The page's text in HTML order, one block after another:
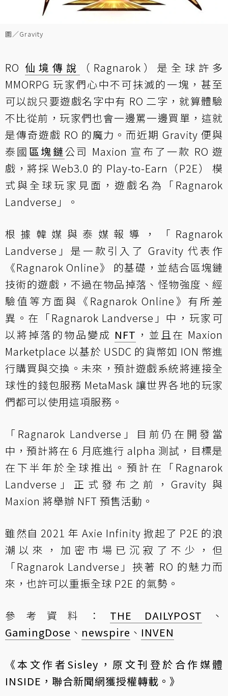
圖／Gravity
RO 仙境傳說
（Ragnarok）是全球許多
MMORPG 玩家們心中不可抹滅的一塊，甚至
可以說只要遊戲名字中有 RO 二字，就算體驗
不比從前，玩家們也會一邊罵一邊買單，這就
是傳奇遊戲 RO 的魔力。而近期 Gravity 便與
泰國 區塊鏈公司 Maxion 宣布了一款 RO 遊
戲，將採 Web3.0 的 Play-to-Earn（P2E） 模
式與全球玩家見面，遊戲名為「Ragnarok
Landverse」。
根據韓媒與泰媒報導，「Ragnarok
Landverse」是一款引入了 Gravity 代表作
《Ragnarok Online》 的基礎，並結合區塊鏈
技術的遊戲，不過在物品掉落、怪物強度、經
驗值等方面與《Ragnarok Online》有所差
異。在「Ragnarok Landverse」中，玩家可
以將掉落的物品變成 NFT ，並且在 Maxion
Marketplace 以基於 USDC 的貨幣如 ION 幣進
行購買與交換。未來，預計遊戲系統將連接全
球性的錢包服務 MetaMask 讓世界各地的玩家
們都可以使用這項服務。
「Ragnarok Landverse」目前仍在開發當
中，預計將在 6 月底進行 alpha 測試，目標是
在下半年於全球推出。預計在「Ragnarok
Landverse」正式發布之前，Gravity 與
Maxion 將舉辦 NFT 預售活動。
雖然自 2021 年 Axie Infinity 掀起了 P2E 的浪
潮以來，加密市場已沉寂了不少，但
「Ragnarok Landverse」挾著 RO 的魅力而
來，也許可以重振全球 P2E 的氣勢。
參考資料： THE DAILYPOST 、
GamingDose 、 newspire 、 INVEN
《本文作者Sisley，原文刊登於合作媒體
INSIDE ，聯合新聞網獲授權轉載。》